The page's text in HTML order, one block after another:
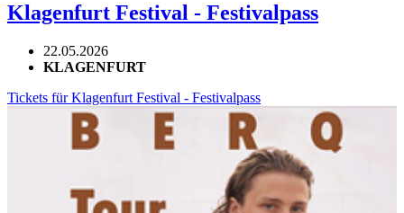
Klagenfurt Festival - Festivalpass
22.05.2026
KLAGENFURT
Tickets für Klagenfurt Festival - Festivalpass